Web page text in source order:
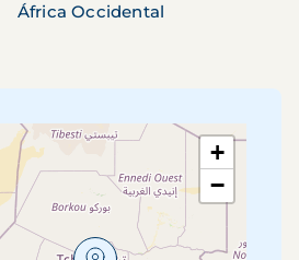
África Occidental
+
−